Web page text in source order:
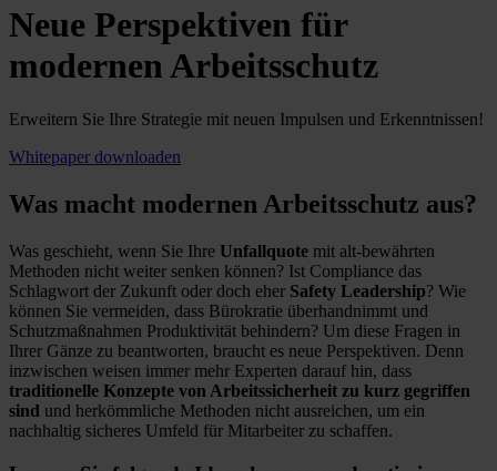
Neue Perspektiven für
modernen Arbeitsschutz
Erweitern Sie Ihre Strategie mit neuen Impulsen und Erkenntnissen!
Whitepaper downloaden
Was macht modernen Arbeitsschutz aus?
Was geschieht, wenn Sie Ihre Unfallquote mit alt-bewährten
Methoden nicht weiter senken können? Ist Compliance das
Schlagwort der Zukunft oder doch eher Safety Leadership? Wie
können Sie vermeiden, dass Bürokratie überhandnimmt und
Schutzmaßnahmen Produktivität behindern? Um diese Fragen in
Ihrer Gänze zu beantworten, braucht es neue Perspektiven. Denn
inzwischen weisen immer mehr Experten darauf hin, dass
traditionelle Konzepte von Arbeitssicherheit zu kurz gegriffen
sind und herkömmliche Methoden nicht ausreichen, um ein
nachhaltig sicheres Umfeld für Mitarbeiter zu schaffen.